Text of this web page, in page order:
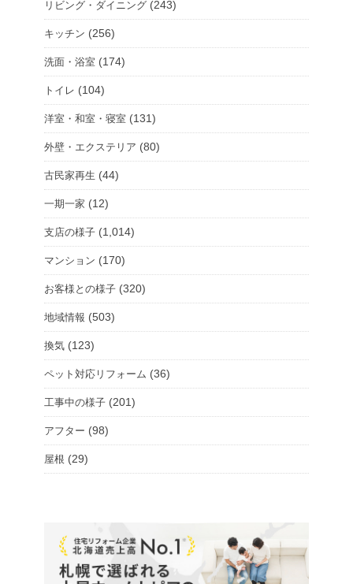
リビング・ダイニング (243)
キッチン (256)
洗面・浴室 (174)
トイレ (104)
洋室・和室・寝室 (131)
外壁・エクステリア (80)
古民家再生 (44)
一期一家 (12)
支店の様子 (1,014)
マンション (170)
お客様との様子 (320)
地域情報 (503)
換気 (123)
ペット対応リフォーム (36)
工事中の様子 (201)
アフター (98)
屋根 (29)